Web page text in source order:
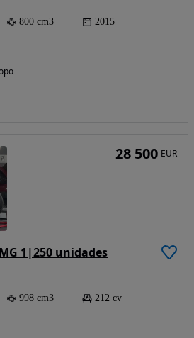
800 cm3 2015
1|250 unidades
998 cm3
212 cv
28 500 EUR